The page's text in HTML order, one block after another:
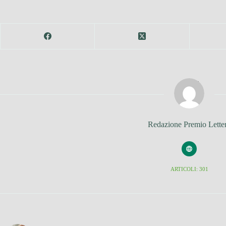
Redazione Premio
ARTICOLI: 301